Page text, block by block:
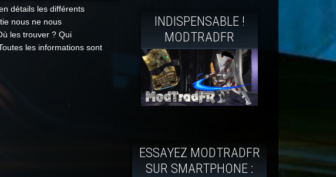
détails les différents
nous ne nous
les trouver ? Qui
les informations sont
INDISPENSABLE !
MODTRADFR
ESSAYEZ MODTRADFR
SUR SMARTPHONE :